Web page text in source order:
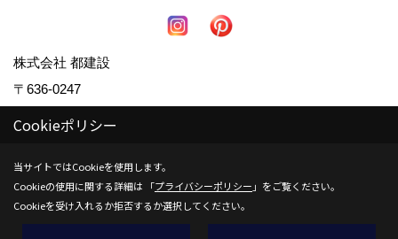
株式会社 都建設
〒636-0247
奈良県磯城郡田原本町阪手23-7
FAX：0744-32-6436
＜営業時間＞9:00～18:00
＜定休日＞毎週水曜日、木曜日
Cookieポリシー
当サイトではCookieを使用します。
Cookieの使用に関する詳細は 「プライバシーポリシー 」をご覧ください。
Cookieを受け入れるか拒否するか選択してください。